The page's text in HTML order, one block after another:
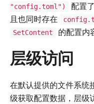
"config.toml")
配置了
且也同时存在
SetContent 的配置内
层级访问
在默认提供的文件系统
级获取配置数据，层级